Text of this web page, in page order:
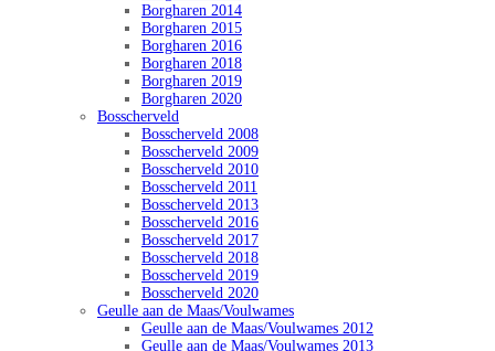
Borgharen 2014
Borgharen 2015
Borgharen 2016
Borgharen 2018
Borgharen 2019
Borgharen 2020
Bosscherveld
Bosscherveld 2008
Bosscherveld 2009
Bosscherveld 2010
Bosscherveld 2011
Bosscherveld 2013
Bosscherveld 2016
Bosscherveld 2017
Bosscherveld 2018
Bosscherveld 2019
Bosscherveld 2020
Geulle aan de Maas/Voulwames
Geulle aan de Maas/Voulwames 2012
Geulle aan de Maas/Voulwames 2013